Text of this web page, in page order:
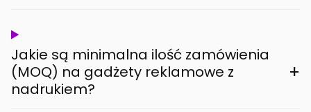
Jakie są minimalna ilość zamówienia
(MOQ) na gadżety reklamowe z
nadrukiem?
+